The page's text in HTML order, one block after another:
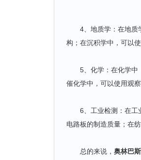
4、地质学：在地质学
构；在沉积学中，可以
5、化学：在化学中，
催化学中，可以使用观
6、工业检测：在工业
电路板的制造质量；在
总的来说， 奥林巴